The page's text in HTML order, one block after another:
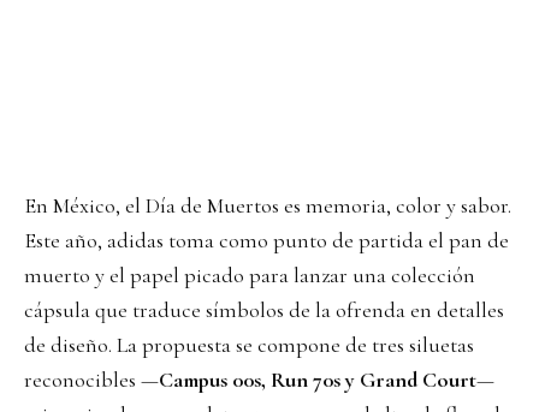
En México, el Día de Muertos es memoria, color y sabor.
Este año, adidas toma como punto de partida el pan de
muerto y el papel picado para lanzar una colección
cápsula que traduce símbolos de la ofrenda en detalles
de diseño. La propuesta se compone de tres siluetas
reconocibles —Campus 00s, Run 70s y Grand Court—